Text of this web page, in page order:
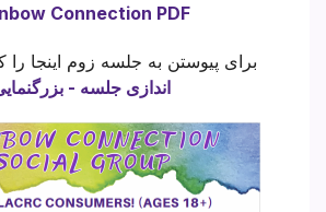
Connection PDF
برای پیوستن به جلسه زوم اینجا را
اندازی جلسه -